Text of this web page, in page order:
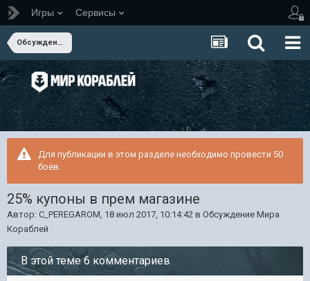
Игры Сервисы
Обсуждение Мира Кораблей
Для публикации в этом разделе необходимо провести 50
боёв.
25% купоны в прем магазине
Автор: C_PEREGAROM, 18 июл 2017, 10:14:42 в Обсуждение Мира
Кораблей
В этой теме 6 комментариев